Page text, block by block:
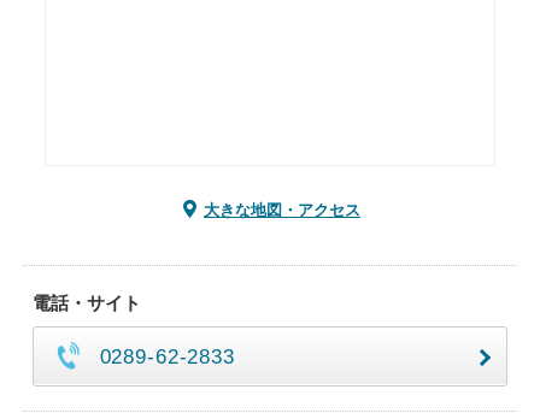
大きな地図・アクセス
電話・サイト
0289-62-2833